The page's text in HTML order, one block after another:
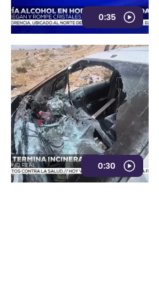
0:35
0:30